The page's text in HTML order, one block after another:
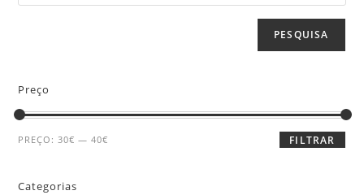
PESQUISA
Preço
FILTRAR
PREÇO:30€ —40€
Categorias